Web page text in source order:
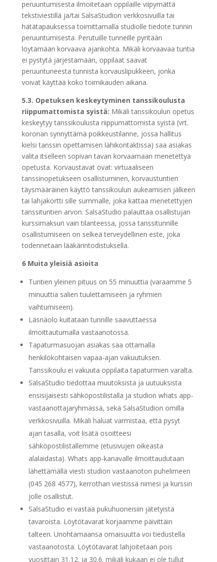
peruuntumisesta ilmoitetaan oppilaille viipymättä
tekstiviestillä ja/tai SalsaStudion verkkosivuilla tai
hätätapauksessa toimittamalla studiolle tiedote tunnin
peruuntumisesta. Perutuille tunneille pyritään
löytämään korvaava ajankohta. Mikäli korvaavaa tuntia
ei pystytä järjestämään, oppilaat saavat
peruuntuneesta tunnista korvauslipukkeen, jonka
voivat käyttää koko toimikauden aikana.
5.3. Opetuksen keskeytyminen tanssikoulusta
riippumattomista syistä: Mikäli tanssikoulun opetus
keskeytyy tanssikoulusta riippumattomista syistä (vrt.
koronan synnyttämä poikkeustilanne, jossa hallitus
kielsi tanssin opettamisen lähikontaktissa) saa asiakas
valita itselleen sopivan tavan korvaamaan menetettyä
opetusta. Korvaustavat ovat: virtuaaliseen
tanssinopetukseen osallistuminen, korvaustuntien
täysmääräinen käyttö tanssikoulun aukeamisen jälkeen
tai lahjakortti sille summalle, joka kattaa menetettyjen
tanssituntien arvon. SalsaStudio palauttaa osallistujan
kurssimaksun vain tilanteessa, jossa tanssitunnille
osallistumiseen on selkeä terveydellinen este, joka
todennetaan lääkärintodistuksella.
6 Muita yleisiä asioita
Tuntien yleinen pituus on 55 minuuttia (varaamme 5
minuuttia salien tuulettamiseen ja ryhmien
vaihtumiseen).
Läsnäolo kuitataan tunnille saavuttaessa
ilmoittautumalla vastaanotossa.
Tapaturmasuojan asiakas saa ottamalla
henkilökohtaisen vapaa-ajan vakuutuksen.
Tanssikoulu ei vakuuta oppilaita tapaturmien varalta.
SalsaStudio tiedottaa muutoksista ja uutuuksista
ensisijaisesti sähköpostilistalla ja studion whats app-
vastaanottajaryhmässä, sekä SalsaStudion omilla
verkkosivuilla. Mikäli haluat varmistaa, että pysyt
ajan tasalla, voit lisätä osoitteesi
sähköpostilistallemme (etusivujen oikeasta
alalaidasta). Whats app-kanavalle ilmoittaudutaan
lähettämällä viesti studion vastaanoton puhelimeen
(045 268 4577), kerrothan viestissä nimesi ja kurssin
jolle osallistut.
SalsaStudio ei vastaa pukuhuoneisiin jätetyistä
tavaroista. Löytötavarat korjaamme päivittäin
talteen. Unohtamaansa omaisuutta voi tiedustella
vastaanotosta. Löytötavarat lahjoitetaan pois
vuosittain 31.12. ja 30.6. mikäli kukaan ei ole tullut